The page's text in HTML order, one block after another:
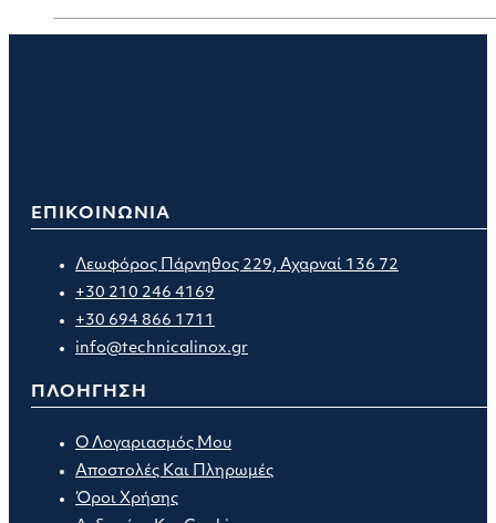
ΕΠΙΚΟΙΝΩΝΙΑ
Λεωφόρος Πάρνηθος 229, Αχαρναί 136 72
+30 210 246 4169
+30 694 866 1711
info@technicalinox.gr
ΠΛΟΗΓΗΣΗ
Ο Λογαριασμός Μου
Αποστολές Και Πληρωμές
Όροι Χρήσης